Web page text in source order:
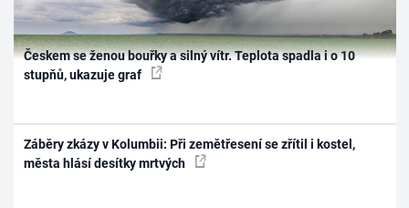
Českem se ženou bouřky a silný vítr. Teplota spadla i o 10
stupňů, ukazuje graf
Záběry zkázy v Kolumbii: Při zemětřesení se zřítil i kostel,
města hlásí desítky mrtvých